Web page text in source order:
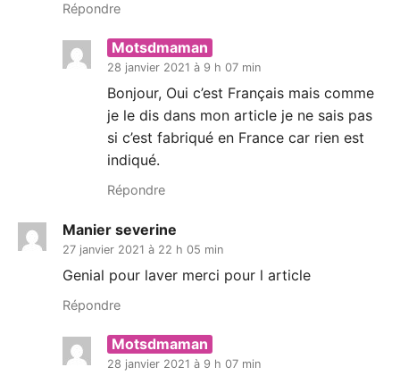
Répondre
Motsdmaman
28 janvier 2021 à 9 h 07 min
Bonjour, Oui c’est Français mais comme
je le dis dans mon article je ne sais pas
si c’est fabriqué en France car rien est
indiqué.
Répondre
Manier severine
27 janvier 2021 à 22 h 05 min
Genial pour laver merci pour l article
Répondre
Motsdmaman
28 janvier 2021 à 9 h 07 min